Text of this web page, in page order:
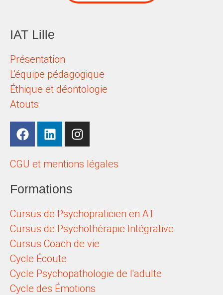
IAT Lille
Présentation
L'équipe pédagogique
Éthique et déontologie
Atouts
CGU et mentions légales
Formations
Cursus de Psychopraticien en AT
Cursus de Psychothérapie Intégrative
Cursus Coach de vie
Cycle Écoute
Cycle Psychopathologie de l'adulte
Cycle des Émotions